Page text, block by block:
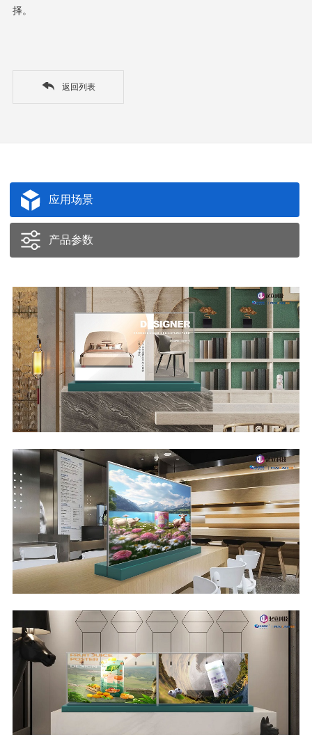
择。
返回列表
应用场景
产品参数